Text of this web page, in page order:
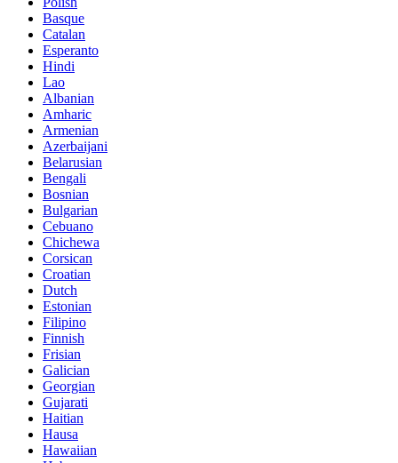
Basque
Catalan
Esperanto
Hindi
Lao
Albanian
Amharic
Armenian
Azerbaijani
Belarusian
Bengali
Bosnian
Bulgarian
Cebuano
Chichewa
Corsican
Croatian
Dutch
Estonian
Filipino
Finnish
Frisian
Galician
Georgian
Gujarati
Haitian
Hausa
Hawaiian